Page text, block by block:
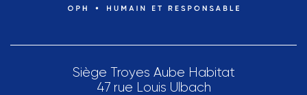
Siège Troyes Aube Habitat
47 rue Louis Ulbach